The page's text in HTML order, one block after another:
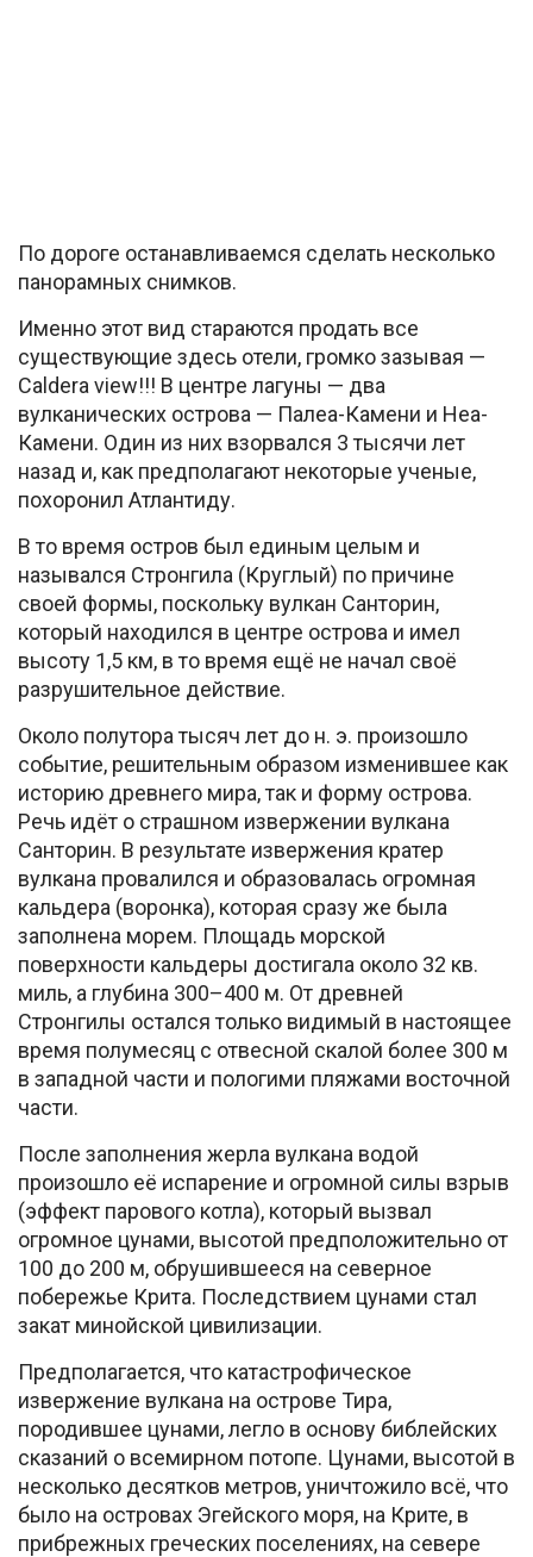
По дороге останавливаемся сделать несколько
панорамных снимков.
Именно этот вид стараются продать все
существующие здесь отели, громко зазывая —
Caldera view!!! В центре лагуны — два
вулканических острова — Палеа-Камени и Неа-
Камени. Один из них взорвался 3 тысячи лет
назад и, как предполагают некоторые ученые,
похоронил Атлантиду.
В то время остров был единым целым и
назывался Стронгила (Круглый) по причине
своей формы, поскольку вулкан Санторин,
который находился в центре острова и имел
высоту 1,5 км, в то время ещё не начал своё
разрушительное действие.
Около полутора тысяч лет до н. э. произошло
событие, решительным образом изменившее как
историю древнего мира, так и форму острова.
Речь идёт о страшном извержении вулкана
Санторин. В результате извержения кратер
вулкана провалился и образовалась огромная
кальдера (воронка), которая сразу же была
заполнена морем. Площадь морской
поверхности кальдеры достигала около 32 кв.
миль, а глубина 300–400 м. От древней
Стронгилы остался только видимый в настоящее
время полумесяц с отвесной скалой более 300 м
в западной части и пологими пляжами восточной
части.
После заполнения жерла вулкана водой
произошло её испарение и огромной силы взрыв
(эффект парового котла), который вызвал
огромное цунами, высотой предположительно от
100 до 200 м, обрушившееся на северное
побережье Крита. Последствием цунами стал
закат минойской цивилизации.
Предполагается, что катастрофическое
извержение вулкана на острове Тира,
породившее цунами, легло в основу библейских
сказаний о всемирном потопе. Цунами, высотой в
несколько десятков метров, уничтожило всё, что
было на островах Эгейского моря, на Крите, в
прибрежных греческих поселениях, на севере